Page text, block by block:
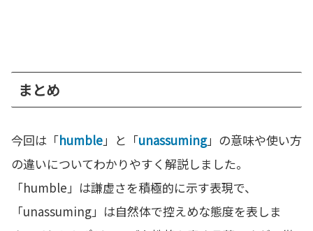
まとめ
今回は「humble」と「unassuming」の意味や使い方
の違いについてわかりやすく解説しました。
「humble」は謙虚さを積極的に示す表現で、
「unassuming」は自然体で控えめな態度を表しま